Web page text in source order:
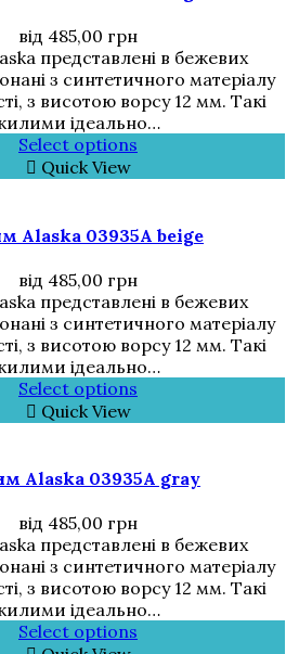
від 485,00 грн
представлені в бежевих
з синтетичного матеріалу
з висотою ворсу 12 мм. Такі
ідеально…
Select options
Quick View
Alaska 03935A beige
від 485,00 грн
представлені в бежевих
з синтетичного матеріалу
з висотою ворсу 12 мм. Такі
ідеально…
Select options
Quick View
Alaska 03935A gray
від 485,00 грн
представлені в бежевих
з синтетичного матеріалу
з висотою ворсу 12 мм. Такі
ідеально…
Select options